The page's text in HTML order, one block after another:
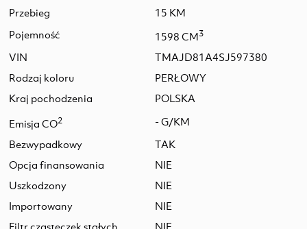
Przebieg
15 KM
Pojemność
1598 CM3
VIN
TMAJD81A4SJ597380
Rodzaj koloru
PERŁOWY
Kraj pochodzenia
POLSKA
Emisja CO2
- G/KM
Bezwypadkowy
TAK
Opcja finansowania
NIE
Uszkodzony
NIE
Importowany
NIE